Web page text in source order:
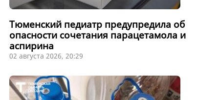
Тюменский педиатр предупредила об
опасности сочетания парацетамола и
аспирина
02 августа 2026, 20:29